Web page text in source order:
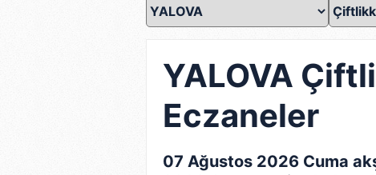
YALOVA
Eczaneler
07 Ağustos 2026 Cuma